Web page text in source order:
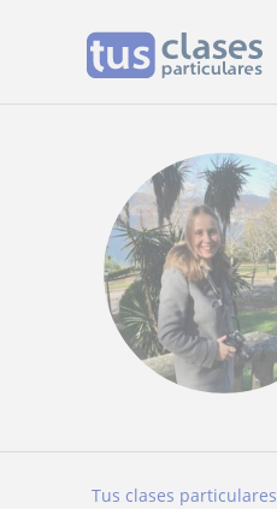
Tus clases particulares